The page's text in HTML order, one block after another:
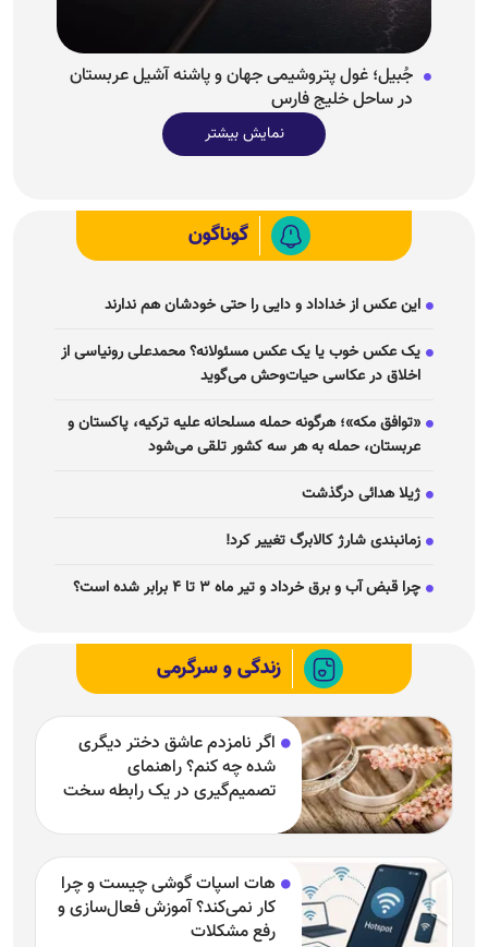
جُبیل؛ غول پتروشیمی جهان و پاشنه آشیل عربستان
در ساحل خلیج فارس
نمایش بیشتر
گوناگون
این عکس از خداداد و دایی را حتی خودشان هم ندارند
یک عکس خوب یا یک عکس مسئولانه؟ محمدعلی رونیاسی از
اخلاق در عکاسی حیات‌وحش می‌گوید
«توافق مکه»؛ هرگونه حمله مسلحانه علیه ترکیه، پاکستان و
عربستان، حمله به هر سه کشور تلقی می‌شود
ژیلا هدائی درگذشت
زمانبندی شارژ کالابرگ تغییر کرد!
چرا قبض آب و برق خرداد و تیر ماه ۳ تا ۴ برابر شده است؟
زندگی و سرگرمی
اگر نامزدم عاشق دختر دیگری
شده چه کنم؟ راهنمای
تصمیم‌گیری در یک رابطه سخت
هات اسپات گوشی چیست و چرا
کار نمی‌کند؟ آموزش فعال‌سازی و
رفع مشکلات